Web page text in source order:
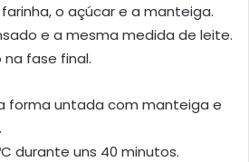
o açúcar e a manteiga.
e a mesma medida de leite.
fase final.
forma untada com manteiga e
durante uns 40 minutos.